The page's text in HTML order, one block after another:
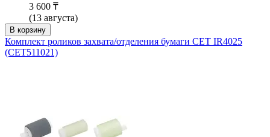
3 600 ₸
(13 августа)
В корзину
Комплект роликов захвата/отделения бумаги CET IR4025
(CET511021)